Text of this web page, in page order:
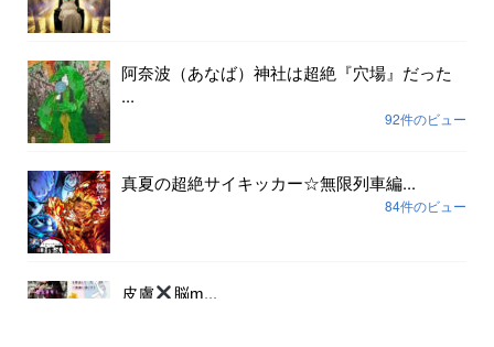
阿奈波（あなば）神社は超絶『穴場』だった
...
92件のビュー
真夏の超絶サイキッカー☆無限列車編...
84件のビュー
皮膚 脳ɱ...